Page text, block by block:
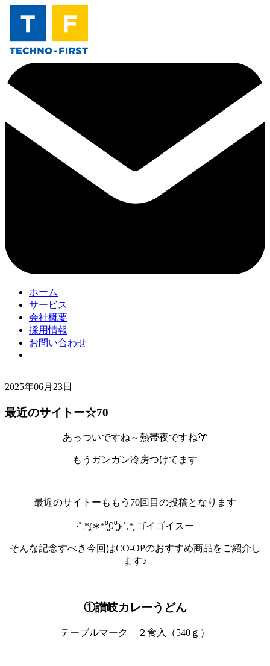
ホーム
サービス
会社概要
採用情報
お問い合わせ
2025年06月23日
最近のサイトー☆70
あっついですね～熱帯夜ですね🌴
もうガンガン冷房つけてます
最近のサイトーももう70回目の投稿となります
‧˚₊*̥(∗︎*⁰͈꒨⁰͈)‧˚₊*̥ ゴイゴイスー
そんな記念すべき今回はCO-OPのおすすめ商品をご紹介し
ます♪
①讃岐カレーうどん
テーブルマーク ２食入（540ｇ）